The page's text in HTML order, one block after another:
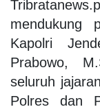
mendukung
Kapolri
Prabowo,
seluruh
Polres dan